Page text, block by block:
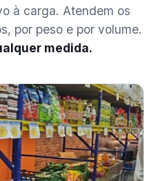
à carga. Atendem os
por peso e por volume.
medida.